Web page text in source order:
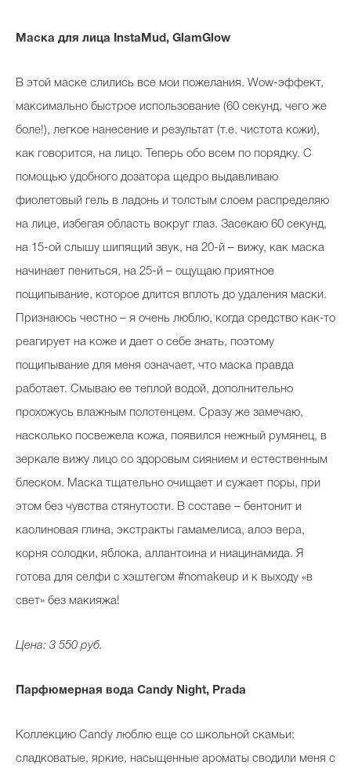
Маска для лица InstaMud, GlamGlow
В этой маске слились все мои пожелания. Wow-эффект,
максимально быстрое использование (60 секунд, чего же
боле!), легкое нанесение и результат (т.е. чистота кожи),
как говорится, на лицо. Теперь обо всем по порядку. С
помощью удобного дозатора щедро выдавливаю
фиолетовый гель в ладонь и толстым слоем распределяю
на лице, избегая область вокруг глаз. Засекаю 60 секунд,
на 15-ой слышу шипящий звук, на 20-й – вижу, как маска
начинает пениться, на 25-й – ощущаю приятное
пощипывание, которое длится вплоть до удаления маски.
Признаюсь честно – я очень люблю, когда средство как-то
реагирует на коже и дает о себе знать, поэтому
пощипывание для меня означает, что маска правда
работает. Смываю ее теплой водой, дополнительно
прохожусь влажным полотенцем. Сразу же замечаю,
насколько посвежела кожа, появился нежный румянец, в
зеркале вижу лицо со здоровым сиянием и естественным
блеском. Маска тщательно очищает и сужает поры, при
этом без чувства стянутости. В составе – бентонит и
каолиновая глина, экстракты гамамелиса, алоэ вера,
корня солодки, яблока, аллантоина и ниацинамида. Я
готова для селфи с хэштегом #nomakeup и к выходу «в
свет» без макияжа!
Цена: 3 550 руб.
Парфюмерная вода Candy Night, Prada
Коллекцию Candy люблю еще со школьной скамьи:
сладковатые, яркие, насыщенные ароматы сводили меня с